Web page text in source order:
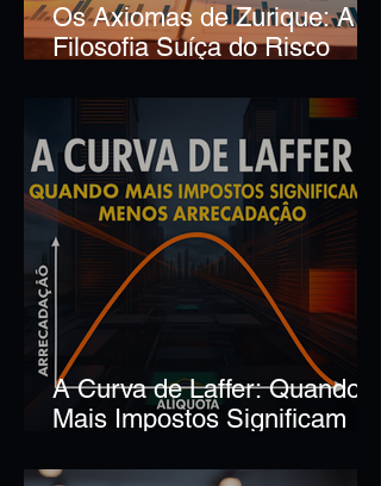
Os Axiomas de Zurique: A
Filosofia Suíça do Risco
Modernos
A Curva de Laffer: Quando
Mais Impostos Significam